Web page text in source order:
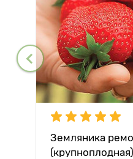
Земляника